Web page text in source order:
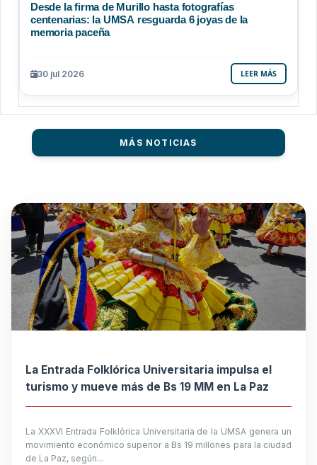
Desde la firma de Murillo hasta fotografías
centenarias: la UMSA resguarda 6 joyas de la
memoria paceña
30 jul 2026 LEER MÁS
MÁS NOTICIAS
La Entrada Folklórica Universitaria impulsa el
turismo y mueve más de Bs 19 MM en La Paz
La XXXVI Entrada Folklórica Universitaria de la UMSA genera un
movimiento económico superior a Bs 19 millones para la ciudad
de La Paz, según...